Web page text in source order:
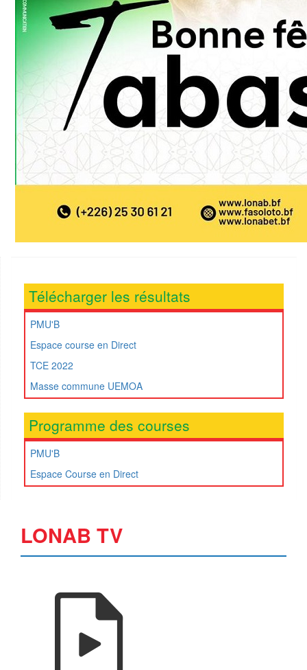
Télécharger les résultats
PMU'B
Espace course en Direct
TCE 2022
Masse commune UEMOA
Programme des courses
PMU'B
Espace Course en Direct
LONAB TV